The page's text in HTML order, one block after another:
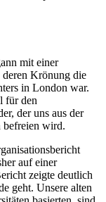
mit einer
deren Krönung die
in London war.
für den
der uns aus der
befreien wird.
auf einer
zeigte deutlich
geht. Unsere alten